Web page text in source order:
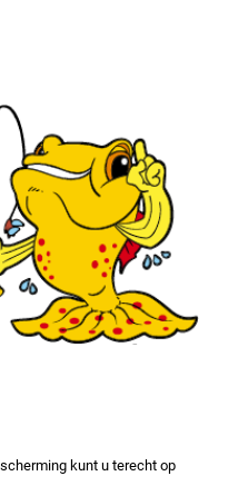
kunt u terecht op